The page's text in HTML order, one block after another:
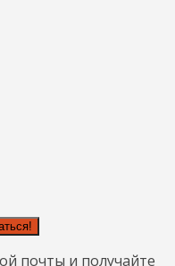
почты и получайте